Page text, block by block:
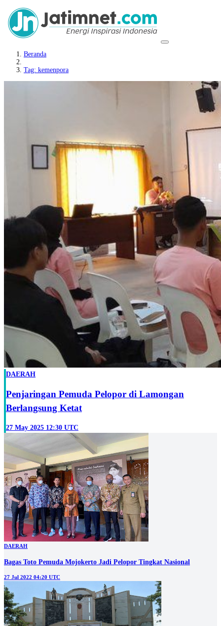
Beranda
Tag: kemenpora
DAERAH
Penjaringan Pemuda Pelopor di Lamongan
Berlangsung Ketat
27 May 2025 12:30 UTC
DAERAH
Bagas Toto Pemuda Mojokerto Jadi Pelopor Tingkat Nasional
27 Jul 2022 04:20 UTC